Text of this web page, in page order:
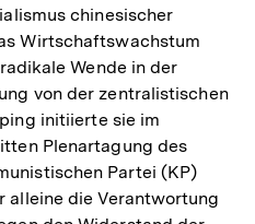
chinesischer
Wirtschaftswachstum
Wende in der
von der zentralistischen
initiierte sie im
Plenartagung des
Partei (KP)
alleine die Verantwortung